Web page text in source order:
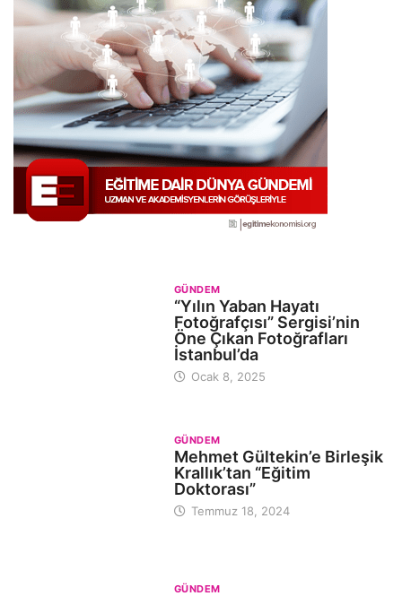
GÜNDEM
“Yılın Yaban Hayatı
Fotoğrafçısı” Sergisi’nin
Öne Çıkan Fotoğrafları
İstanbul’da
Ocak 8, 2025
GÜNDEM
Mehmet Gültekin’e Birleşik
Krallık’tan “Eğitim
Doktorası”
Temmuz 18, 2024
GÜNDEM